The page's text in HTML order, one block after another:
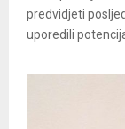
predvidjeti
uporedili